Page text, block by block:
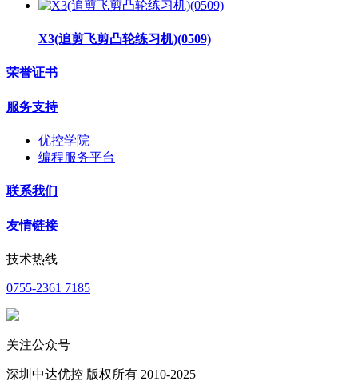
X3(追剪飞剪凸轮练习机)(0509)
荣誉证书
服务支持
优控学院
编程服务平台
联系我们
友情链接
技术热线
0755-2361 7185
关注公众号
深圳中达优控 版权所有 2010-2025